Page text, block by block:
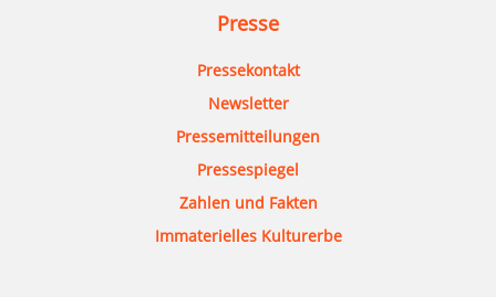
Presse
Pressekontakt
Newsletter
Pressemitteilungen
Pressespiegel
Zahlen und Fakten
Immaterielles Kulturerbe